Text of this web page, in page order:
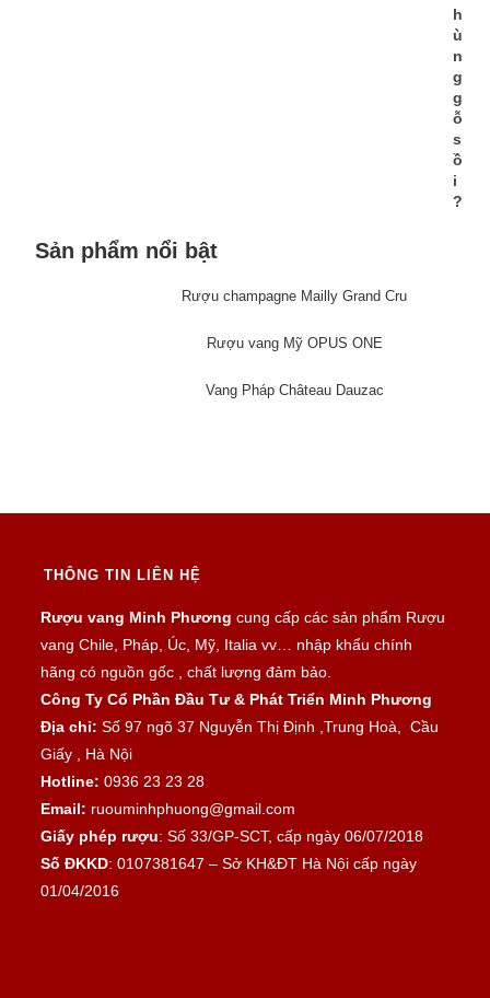
h
ù
n
g
g
ỗ
s
ồ
i
?
Sản phẩm nổi bật
Rượu champagne Mailly Grand Cru
Rượu vang Mỹ OPUS ONE
Vang Pháp Château Dauzac
THÔNG TIN LIÊN HỆ
Rượu vang Minh Phương cung cấp các sản phẩm Rượu
vang Chile, Pháp, Úc, Mỹ, Italia vv… nhập khẩu chính
hãng có nguồn gốc , chất lượng đảm bảo.
Công Ty Cổ Phần Đầu Tư & Phát Triển Minh Phương
Địa chỉ: Số 97 ngõ 37 Nguyễn Thị Định ,Trung Hoà, Cầu
Giấy , Hà Nội
Hotline: 0936 23 23 28
Email: ruouminhphuong@gmail.com
Giấy phép rượu: Số 33/GP-SCT, cấp ngày 06/07/2018
Số ĐKKD: 0107381647 – Sở KH&ĐT Hà Nội cấp ngày
01/04/2016